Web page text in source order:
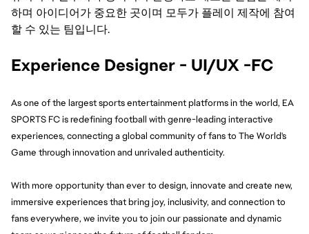
하며 아이디어가 중요한 곳이며 모두가 플레이 제작에 참여
할 수 있는 팀입니다.
Experience Designer - UI/UX -FC
As one of the largest sports entertainment platforms in the world, EA
SPORTS FC is redefining football with genre-leading interactive
experiences, connecting a global community of fans to The World's
Game through innovation and unrivaled authenticity.
With more opportunity than ever to design, innovate and create new,
immersive experiences that bring joy, inclusivity, and connection to
fans everywhere, we invite you to join our passionate and dynamic